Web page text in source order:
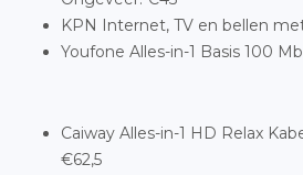
KPN Internet, TV en bellen
Youfone Alles-in-1 Basis 100
Caiway Alles-in-1 HD Relax
€62,5